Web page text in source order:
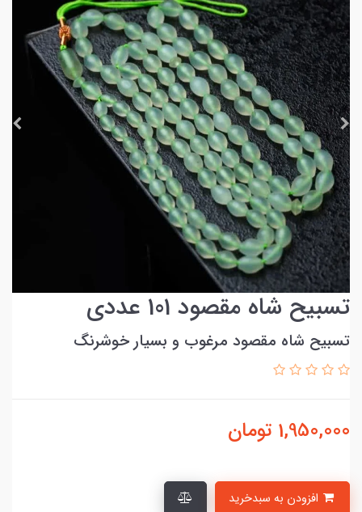
تسبیح شاه مقصود 101 عددی
تسبیح شاه مقصود مرغوب و بسیار خوشرنگ
1,950,000 تومان